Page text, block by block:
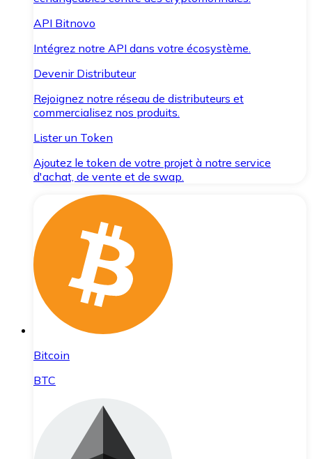
API Bitnovo
Intégrez notre API dans votre écosystème.
Devenir Distributeur
Rejoignez notre réseau de distributeurs et
commercialisez nos produits.
Lister un Token
Ajoutez le token de votre projet à notre service
d'achat, de vente et de swap.
Bitcoin
BTC